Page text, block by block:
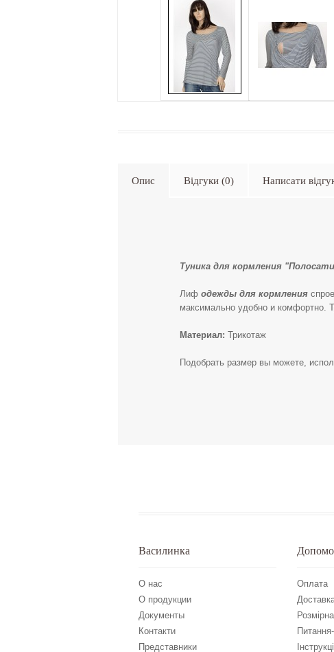
Опис Відгуки (0) Написати
Туника для кормления
Лиф одежды для кормления
максимально удобно и комфортно.
Материал: Трикотаж
Подобрать размер вы можете,
Василинка
О нас
О продукции
Документы
Контакти
Представники
Оплата